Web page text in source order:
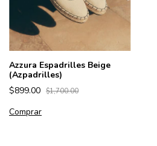
Azzura Espadrilles Beige
(Azpadrilles)
$899.00 $1,700.00
Comprar